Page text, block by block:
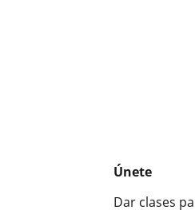
Únete
Dar clases